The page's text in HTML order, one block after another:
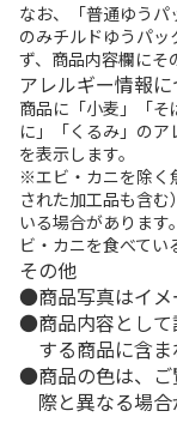
なお、「普通ゆう
のみチルドゆうパ
ず、商品内容欄にそ
アレルギー情報に
商品に「小麦」「
に」「くるみ」の
を表示します。
※エビ・カニを除く
された加工品も含
いる場合があります
ビ・カニを食べてい
その他
商品写真はイメ
商品内容とし
する商品に含ま
商品の色は、
際と異なる場合